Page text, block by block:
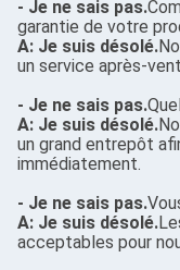
- Je ne sais pas.
garantie de votre
A: Je suis désolé.
un service après-
- Je ne sais pas.
A: Je suis désolé.
un grand entrepôt
immédiatement.
- Je ne sais pas.
A: Je suis désolé.
acceptables pour